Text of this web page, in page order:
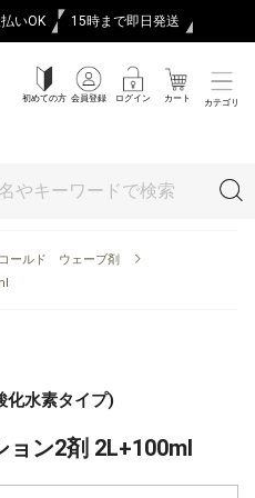
いOK 15時まで即日発送
初めての方 会員登録 ログイン カート カテゴリ
ールド ウェーブ剤
化水素タイプ)
ョン2剤 2L+100ml